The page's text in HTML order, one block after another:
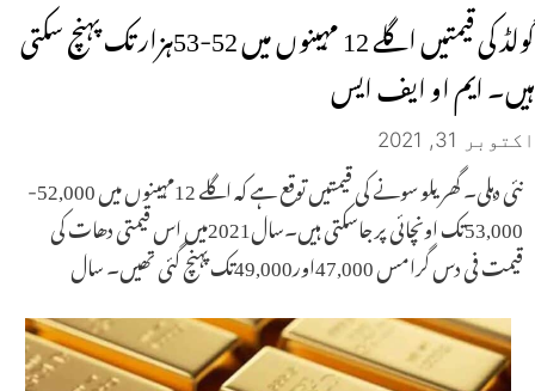
گولڈ کی قیمتیں اگلے 12 مہینوں میں 52-53ہزار تک پہنچ سکتی
ہیں۔ ایم او ایف ایس
اکتوبر 31, 2021
نئی دہلی۔ گھریلو سونے کی قیمتیں توقع ہے کہ اگلے 12مہینوں میں 52,000-
53,000تک اونچائی پر جاسکتی ہیں۔سال2021میں اس قیمتی دھات کی
قیمت فی دس گرامس 47,000اور49,000تک پہنچ گئی تھیں۔ سال